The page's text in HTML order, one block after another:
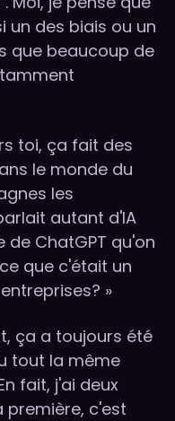
des biais ou un
que beaucoup de
toi, ça fait des
le monde du
les
autant d'IA
ChatGPT qu'on
que c'était un
»
ça a toujours été
tout la même
fait, j'ai deux
première, c'est